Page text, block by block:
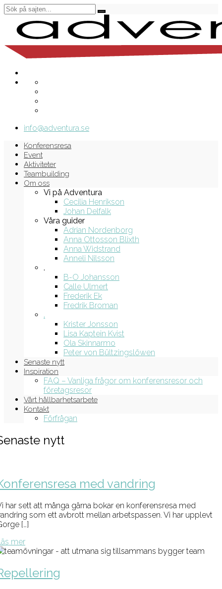
info@adventura.se
Konferensresa
Event
Aktiviteter
Teambuilding
Om oss
Vi på Adventura
Cecilia Henrikson
Johan Delfalk
Våra guider
Adrian Nordenborg
Anna Ottosson Blixth
Anna Widstrand
Anneli Nilsson
.
B-O Johansson
Calle Ulmert
Frederik Ek
Fredrik Broman
.
Krister Jonsson
Lisa Kaptein Kvist
Ola Skinnarmo
Peter von Bültzingslöwen
Senaste nytt
Inspiration
FAQ – Vanliga frågor om konferensresor och
företagsresor
Vårt hållbarhetsarbete
Kontakt
Förfrågan
nytt
med vandring
har sett att många gärna bokar en konferensresa med
som ett avbrott mellan arbetspassen. Vi har upplevt
[…]
mer